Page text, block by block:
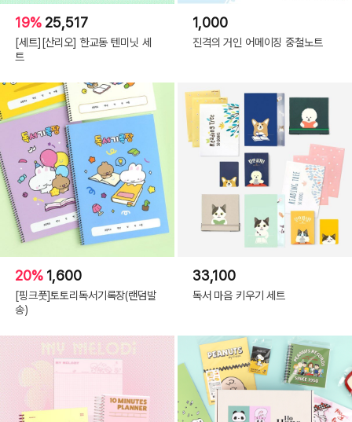
19% 25,517
[세트][산리오] 한교동 텐미닛 세
트
1,000
진격의 거인 어메이징 중철노트
20% 1,600
[핑크풋]토토리독서기록장(랜덤발
송)
33,100
독서 마음 키우기 세트